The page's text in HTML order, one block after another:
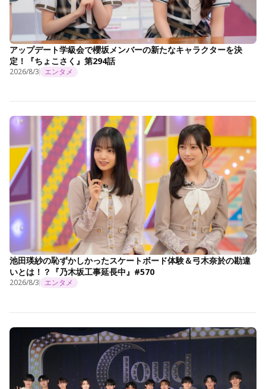
アップデート学級会で櫻坂メンバーの新たなキャラクターを決
定！『ちょこさく』第294話
2026/8/3 エンタメ
池田瑛紗の恥ずかしかったスケートボード体験＆弓木奈於の勘違
いとは！？『乃木坂工事延長中』#570
2026/8/3 エンタメ